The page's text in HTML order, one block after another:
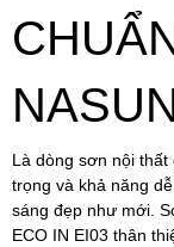
Là dòng sơn nội thất
trọng và khả năng
sáng đẹp như mới.
ECO IN EI03 thân